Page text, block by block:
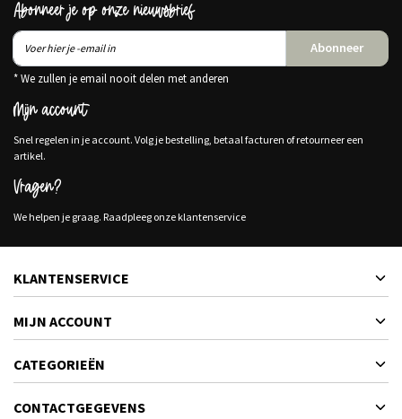
Abonneer je op onze nieuwsbrief
Abonneer
* We zullen je email nooit delen met anderen
Mijn account
Snel regelen in je account. Volg je bestelling, betaal facturen of retourneer een
artikel.
Vragen?
We helpen je graag. Raadpleeg onze klantenservice
KLANTENSERVICE
MIJN ACCOUNT
CATEGORIEËN
CONTACTGEGEVENS